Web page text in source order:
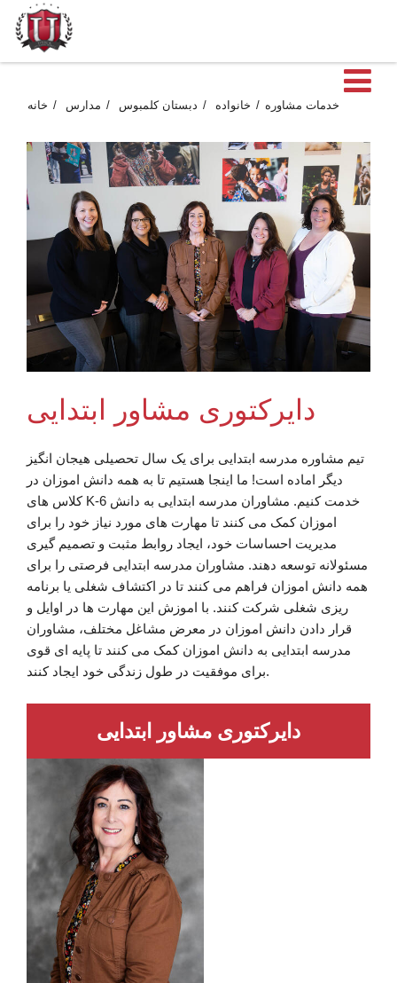
خانه مدارس دبستان کلمبوس خانواده خدمات مشاوره
دایرکتوری مشاور ابتدایی
تیم مشاوره مدرسه ابتدایی برای یک سال تحصیلی هیجان انگیز
دیگر اماده است! ما اینجا هستیم تا به همه دانش اموزان در
کلاس های K-6 خدمت کنیم. مشاوران مدرسه ابتدایی به دانش
اموزان کمک می کنند تا مهارت های مورد نیاز خود را برای
مدیریت احساسات خود، ایجاد روابط مثبت و تصمیم گیری
مسئولانه توسعه دهند. مشاوران مدرسه ابتدایی فرصتی را برای
همه دانش اموزان فراهم می کنند تا در اکتشاف شغلی یا برنامه
ریزی شغلی شرکت کنند. با اموزش این مهارت ها در اوایل و
قرار دادن دانش اموزان در معرض مشاغل مختلف، مشاوران
مدرسه ابتدایی به دانش اموزان کمک می کنند تا پایه ای قوی
برای موفقیت در طول زندگی خود ایجاد کنند.
دایرکتوری مشاور ابتدایی